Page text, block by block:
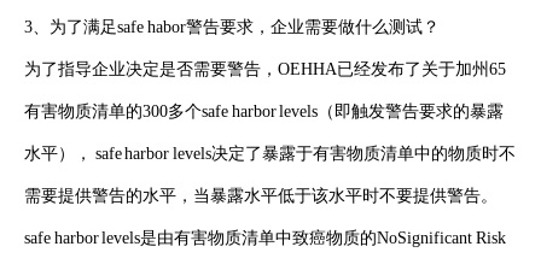
3、为了满足safe habor警告要求，企业需要做什么测试？
为了指导企业决定是否需要警告，OEHHA已经发布了关于加州65
有害物质清单的300多个safe harbor levels（即触发警告要求的暴露
水平）， safe harbor levels决定了暴露于有害物质清单中的物质时不
需要提供警告的水平，当暴露水平低于该水平时不要提供警告。
safe harbor levels是由有害物质清单中致癌物质的NoSignificant Risk